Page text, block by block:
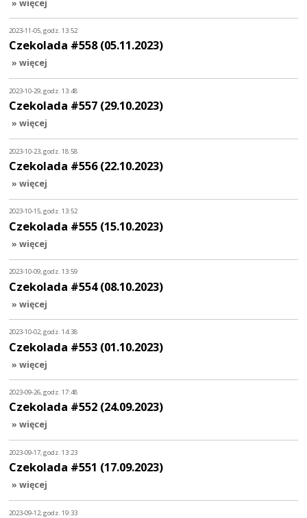
2023-11-05, godz. 13:52
Czekolada #558 (05.11.2023)
» więcej
2023-10-29, godz. 13:48
Czekolada #557 (29.10.2023)
» więcej
2023-10-23, godz. 18:58
Czekolada #556 (22.10.2023)
» więcej
2023-10-15, godz. 13:52
Czekolada #555 (15.10.2023)
» więcej
2023-10-09, godz. 13:59
Czekolada #554 (08.10.2023)
» więcej
2023-10-02, godz. 14:38
Czekolada #553 (01.10.2023)
» więcej
2023-09-26, godz. 17:48
Czekolada #552 (24.09.2023)
» więcej
2023-09-17, godz. 13:23
Czekolada #551 (17.09.2023)
» więcej
2023-09-12, godz. 19:33